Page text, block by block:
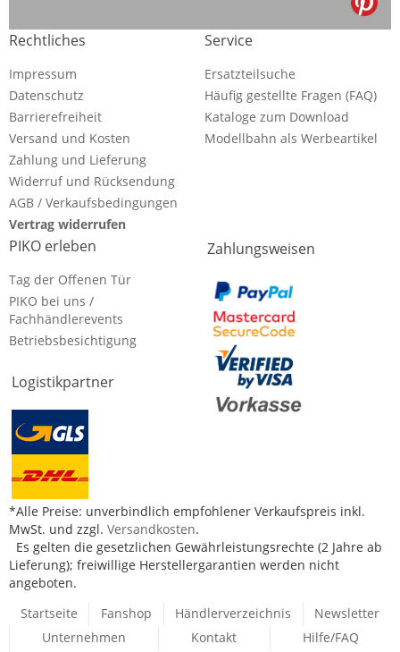
Rechtliches
Impressum
Datenschutz
Barrierefreiheit
Versand und Kosten
Zahlung und Lieferung
Widerruf und Rücksendung
AGB / Verkaufsbedingungen
Vertrag widerrufen
Service
Ersatzteilsuche
Häufig gestellte Fragen (FAQ)
Kataloge zum Download
Modellbahn als Werbeartikel
PIKO erleben
Tag der Offenen Tür
PIKO bei uns /
Fachhändlerevents
Betriebsbesichtigung
Logistikpartner
Zahlungsweisen
*Alle Preise: unverbindlich empfohlener Verkaufspreis inkl.
MwSt. und zzgl. Versandkosten.
Es gelten die gesetzlichen Gewährleistungsrechte (2 Jahre ab
Lieferung); freiwillige Herstellergarantien werden nicht
angeboten.
Startseite
Fanshop Händlerverzeichnis
Newsletter
Unternehmen
Kontakt Hilfe/FAQ